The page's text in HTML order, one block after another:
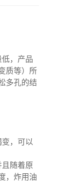
，产品
质等）所
多孔的结
，可以
随着原
，炸用油